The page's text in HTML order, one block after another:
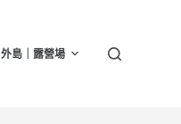
外島｜露營場